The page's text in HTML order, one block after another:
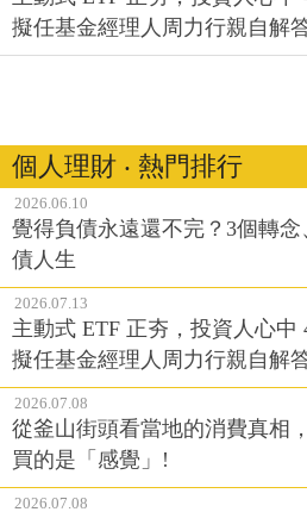
擬任基金經理人周力行親自解
個人理財 ‧ 熱門排行
2026.06.10
覺得負債永遠還不完？3個轉
債人生
2026.07.13
主動式 ETF 正夯，投資人心中
擬任基金經理人周力行親自解
2026.07.08
從釜山街頭看當地的消費真相
買的是「感覺」!
2026.07.08